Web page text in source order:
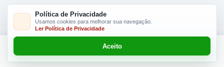
Adicionar R$ 16.90
Política de Privacidade
Usamos cookies para melhorar sua navegação.
Ler Política de Privacidade
Aceito